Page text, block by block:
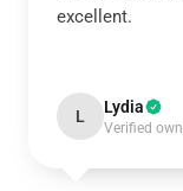
excellent.
L Lydia
Verified